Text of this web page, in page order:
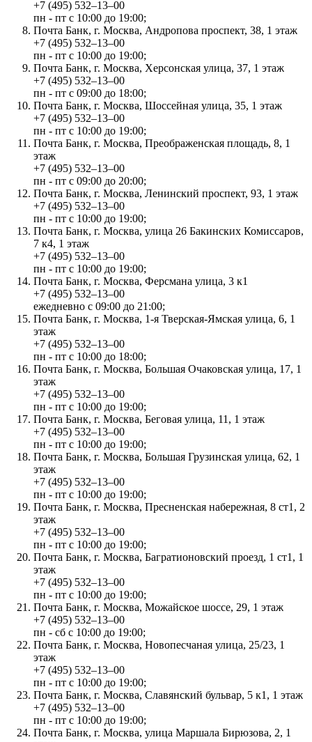
+7 (495) 532‒13‒00
пн - пт с 10:00 до 19:00;
Почта Банк, г. Москва, Андропова проспект, 38, 1 этаж
+7 (495) 532‒13‒00
пн - пт с 10:00 до 19:00;
Почта Банк, г. Москва, Херсонская улица, 37, 1 этаж
+7 (495) 532‒13‒00
пн - пт с 09:00 до 18:00;
Почта Банк, г. Москва, Шоссейная улица, 35, 1 этаж
+7 (495) 532‒13‒00
пн - пт с 10:00 до 19:00;
Почта Банк, г. Москва, Преображенская площадь, 8, 1
этаж
+7 (495) 532‒13‒00
пн - пт с 09:00 до 20:00;
Почта Банк, г. Москва, Ленинский проспект, 93, 1 этаж
+7 (495) 532‒13‒00
пн - пт с 10:00 до 19:00;
Почта Банк, г. Москва, улица 26 Бакинских Комиссаров,
7 к4, 1 этаж
+7 (495) 532‒13‒00
пн - пт с 10:00 до 19:00;
Почта Банк, г. Москва, Ферсмана улица, 3 к1
+7 (495) 532‒13‒00
ежедневно с 09:00 до 21:00;
Почта Банк, г. Москва, 1-я Тверская-Ямская улица, 6, 1
этаж
+7 (495) 532‒13‒00
пн - пт с 10:00 до 18:00;
Почта Банк, г. Москва, Большая Очаковская улица, 17, 1
этаж
+7 (495) 532‒13‒00
пн - пт с 10:00 до 19:00;
Почта Банк, г. Москва, Беговая улица, 11, 1 этаж
+7 (495) 532‒13‒00
пн - пт с 10:00 до 19:00;
Почта Банк, г. Москва, Большая Грузинская улица, 62, 1
этаж
+7 (495) 532‒13‒00
пн - пт с 10:00 до 19:00;
Почта Банк, г. Москва, Пресненская набережная, 8 ст1, 2
этаж
+7 (495) 532‒13‒00
пн - пт с 10:00 до 19:00;
Почта Банк, г. Москва, Багратионовский проезд, 1 ст1, 1
этаж
+7 (495) 532‒13‒00
пн - пт с 10:00 до 19:00;
Почта Банк, г. Москва, Можайское шоссе, 29, 1 этаж
+7 (495) 532‒13‒00
пн - сб с 10:00 до 19:00;
Почта Банк, г. Москва, Новопесчаная улица, 25/23, 1
этаж
+7 (495) 532‒13‒00
пн - пт с 10:00 до 19:00;
Почта Банк, г. Москва, Славянский бульвар, 5 к1, 1 этаж
+7 (495) 532‒13‒00
пн - пт с 10:00 до 19:00;
Почта Банк, г. Москва, улица Маршала Бирюзова, 2, 1